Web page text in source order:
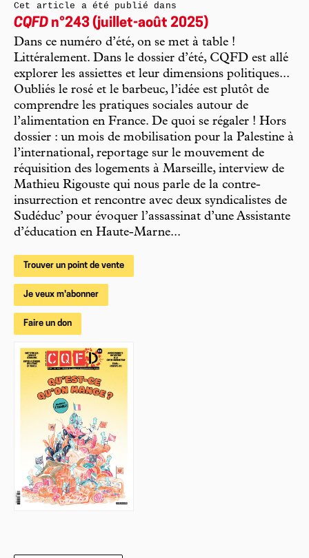
Cet article a été publié dans
CQFD n°243 (juillet-août 2025)
Dans ce numéro d’été, on se met à table !
Littéralement. Dans le dossier d’été, CQFD est allé
explorer les assiettes et leur dimensions politiques...
Oubliés le rosé et le barbeuc, l’idée est plutôt de
comprendre les pratiques sociales autour de
l’alimentation en France. De quoi se régaler ! Hors
dossier : un mois de mobilisation pour la Palestine à
l’international, reportage sur le mouvement de
réquisition des logements à Marseille, interview de
Mathieu Rigouste qui nous parle de la contre-
insurrection et rencontre avec deux syndicalistes de
Sudéduc’ pour évoquer l’assassinat d’une Assistante
d’éducation en Haute-Marne...
Trouver un point de vente
Je veux m'abonner
Faire un don